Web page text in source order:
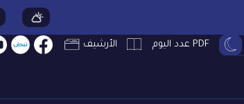
PDF عدد اليوم الأرشيف